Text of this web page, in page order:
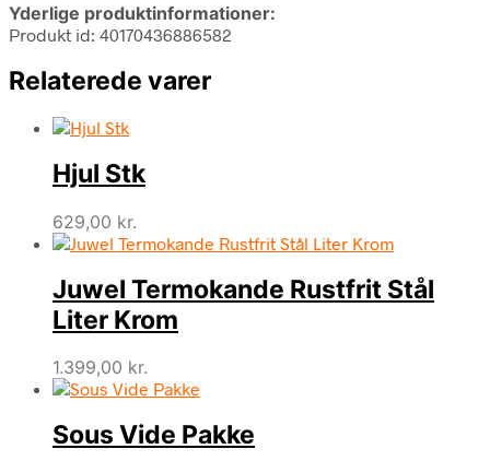
Yderlige produktinformationer:
Produkt id: 40170436886582
Relaterede varer
Hjul Stk
629,00 kr.
Juwel Termokande Rustfrit Stål
Liter Krom
1.399,00 kr.
Sous Vide Pakke